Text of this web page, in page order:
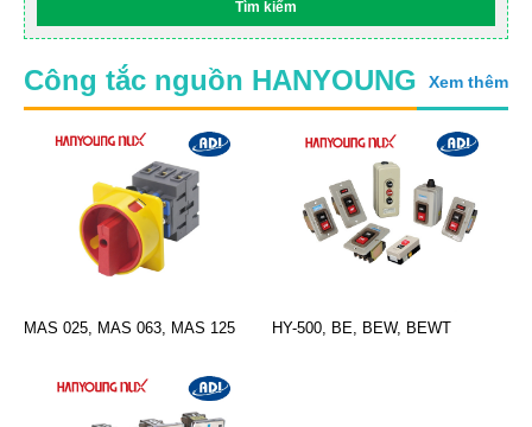
Công tắc nguồn HANYOUNG Xem thêm
MAS 025, MAS 063, MAS 125 HY-500, BE, BEW, BEWT